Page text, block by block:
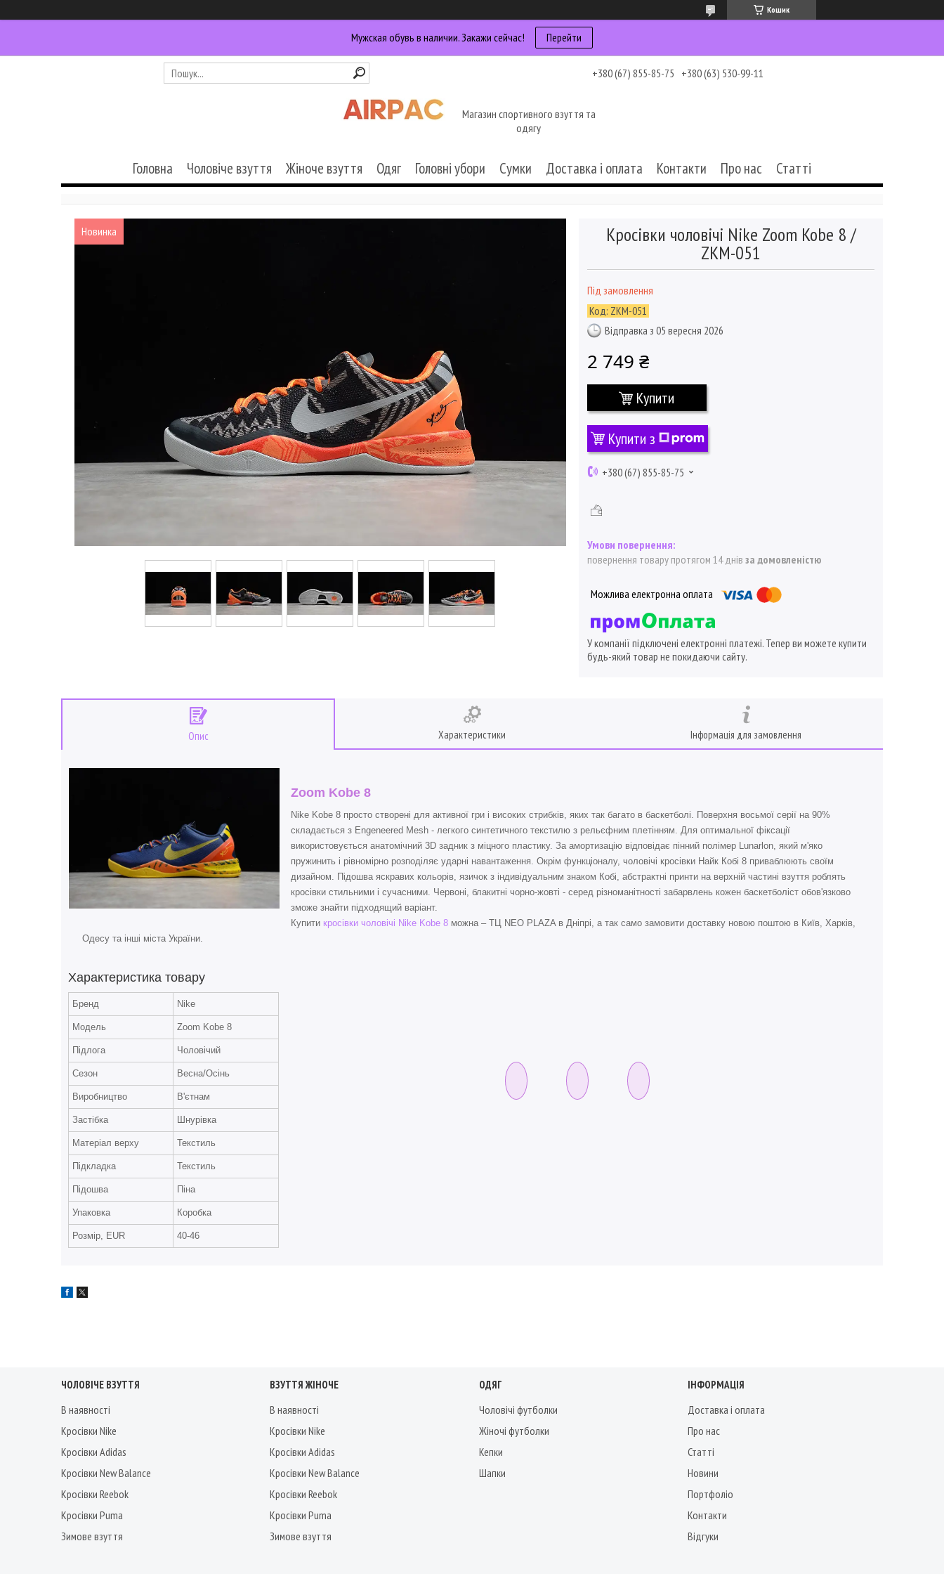
Кошик
Мужская обувь в наличии. Закажи сейчас! Перейти
+380 (67) 855-85-75 +380 (63) 530-99-11
Магазин спортивного взуття та
одягу
Головна Чоловіче взуття Жіноче взуття Одяг Головні убори Сумки Доставка і оплата Контакти Про нас Статті
Новинка Кросівки чоловічі Nike Zoom Kobe 8 /
ZKM-051
Під замовлення
Код: ZKM-051
Відправка з 05 вересня 2026
2 749 ₴
Купити
Купити з
+380 (67) 855-85-75
повернення товару протягом 14 днів за домовленістю
У компанії підключені електронні платежі. Тепер ви можете купити
будь-який товар не покидаючи сайту.
Опис Характеристики Інформація для замовлення
Zoom Kobe 8
Nike Kobe 8 просто створені для активної гри і високих стрибків, яких так багато в баскетболі. Поверхня восьмої серії на 90%
складається з Engeneered Mesh - легкого синтетичного текстилю з рельєфним плетінням. Для оптимальної фіксації
використовується анатомічний 3D задник з міцного пластику. За амортизацію відповідає пінний полімер Lunarlon, який м'яко
пружинить і рівномірно розподіляє ударні навантаження. Окрім функціоналу, чоловічі кросівки Найк Кобі 8 приваблюють своїм
дизайном. Підошва яскравих кольорів, язичок з індивідуальним знаком Кобі, абстрактні принти на верхній частині взуття роблять
кросівки стильними і сучасними. Червоні, блакитні чорно-жовті - серед різноманітності забарвлень кожен баскетболіст обов'язково
зможе знайти підходящий варіант.
Купити кросівки чоловічі Nike Kobe 8 можна – ТЦ NEO PLAZA в Дніпрі, а так само замовити доставку новою поштою в Київ, Харків,
Одесу та інші міста України.
Характеристика товару
Бренд Nike
Модель Zoom Kobe 8
Підлога Чоловічий
Сезон Весна/Осінь
Виробництво В'єтнам
Застібка Шнурівка
Матеріал верху Текстиль
Підкладка Текстиль
Підошва Піна
Упаковка Коробка
Розмір, EUR 40-46
ЧОЛОВІЧЕ ВЗУТТЯ
В наявності
Кросівки Nike
Кросівки Adidas
Кросівки New Balance
Кросівки Reebok
Кросівки Puma
Зимове взуття
ВЗУТТЯ ЖІНОЧЕ
В наявності
Кросівки Nike
Кросівки Adidas
Кросівки New Balance
Кросівки Reebok
Кросівки Puma
Зимове взуття
ОДЯГ
Чоловічі футболки
Жіночі футболки
Кепки
Шапки
ІНФОРМАЦІЯ
Доставка і оплата
Про нас
Статті
Новини
Портфоліо
Контакти
Відгуки